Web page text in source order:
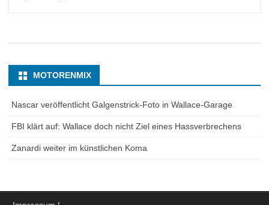
MOTORENMIX
Nascar veröffentlicht Galgenstrick-Foto in Wallace-Garage
FBI klärt auf: Wallace doch nicht Ziel eines Hassverbrechens
Zanardi weiter im künstlichen Koma